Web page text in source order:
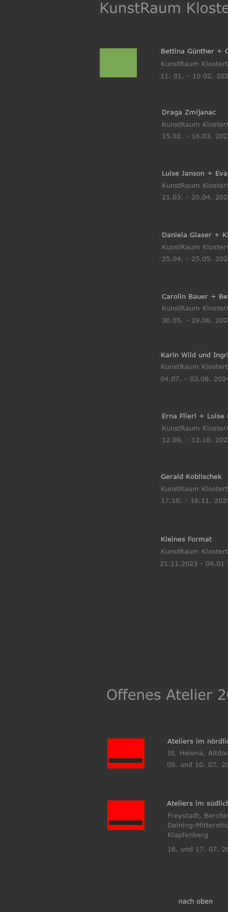
Bettina Günther +
KunstRaum
11. 01. - 10 02.
Erna Flierl + Luise
12.09. - 12.10.
KunstRaum
16. und 17. 07.
Ateliers im
09. und 10. 07.
St. Helena,
Ateliers im
Freystadt,
Deining-
Klapfenberg
Draga Zmijanac
15.02. - 16.03.
KunstRaum
Luise Janson +
21.03. - 20.04.
KunstRaum
Carolin Bauer +
30.05. - 29.06.
KunstRaum
Daniela Glaser +
25.04. - 25.05.
KunstRaum
Gerald Koblischek
17.10. - 16.11.
KunstRaum
21.11.2023 - 04.01
Kleines Format
KunstRaum
Karin Wild und
04.07. - 03.08.
KunstRaum